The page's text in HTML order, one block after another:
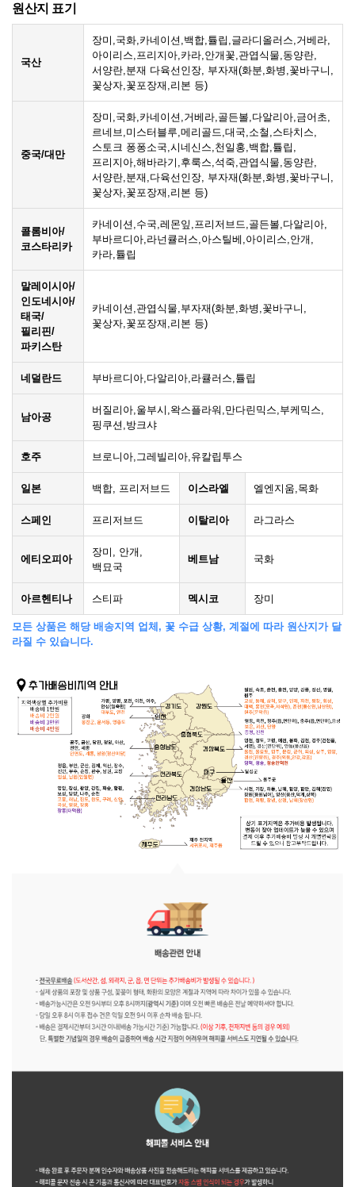
원산지 표기
국산
장미,국화,카네이션,백합,튤립,글라디올러스,거베라,
아이리스,프리지아,카라,안개꽃,관엽식물,동양란,
서양란,분재 다육선인장, 부자재(화분,화병,꽃바구니,
꽃상자,꽃포장재,리본 등)
중국/대만
장미,국화,카네이션,거베라,골든볼,다알리아,금어초,
르네브,미스터블루,메리골드,대국,소철,스타치스,
스토크 퐁퐁소국,시네신스,천일홍,백합,튤립,
프리지아,해바라기,후룩스,석죽,관엽식물,동양란,
서양란,분재,다육선인장, 부자재(화분,화병,꽃바구니,
꽃상자,꽃포장재,리본 등)
콜롬비아/
코스타리카
카네이션,수국,레몬잎,프리저브드,골든볼,다알리아,
부바르디아,라넌큘러스,아스틸베,아이리스,안개,
카라,튤립
말레이시아/
인도네시아/
태국/
필리핀/
파키스탄
카네이션,관엽식물,부자재(화분,화병,꽃바구니,
꽃상자,꽃포장재,리본 등)
네덜란드 부바르디아,다알리아,라큘러스,튤립
남아공
버질리아,울부시,왁스플라워,만다린믹스,부케믹스,
핑쿠션,방크샤
호주 브로니아,그레빌리아,유칼립투스
일본 백합, 프리저브드 이스라엘 엘엔지움,목화
스페인 프리저브드 이탈리아 라그라스
에티오피아
장미, 안개,
백묘국
베트남 국화
아르헨티나 스티파 멕시코 장미
모든 상품은 해당 배송지역 업체, 꽃 수급 상황, 계절에 따라 원산지가 달
라질 수 있습니다.